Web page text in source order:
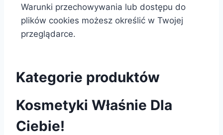
Warunki przechowywania lub dostępu do
plików cookies możesz określić w Twojej
przeglądarce.
Kategorie produktów
Kosmetyki Właśnie Dla
Ciebie!